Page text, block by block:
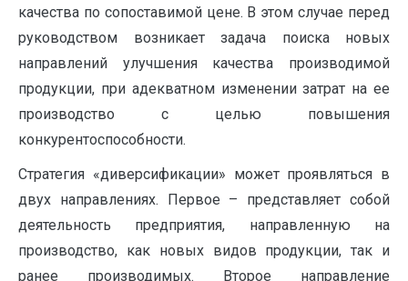
качества по сопоставимой цене. В этом случае перед
руководством возникает задача поиска новых
направлений улучшения качества производимой
продукции, при адекватном изменении затрат на ее
производство с целью повышения
конкурентоспособности.
Стратегия «диверсификации» может проявляться в
двух направлениях. Первое – представляет собой
деятельность предприятия, направленную на
производство, как новых видов продукции, так и
ранее производимых. Второе направление